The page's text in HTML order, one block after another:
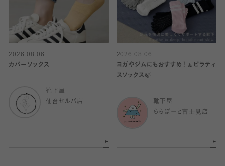
2026.08.06
カバーソックス
靴下屋
仙台セルバ店
2026.08.06
ヨガやジムにもおすすめ！🧘ピラティ
スソックス🍃
靴下屋
ららぽーと富士見店